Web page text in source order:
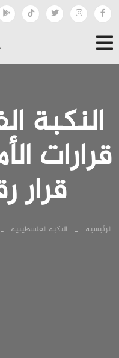
النكبة
قرارات
قرار رقم
الرئيسية النكبة الفلسطينية